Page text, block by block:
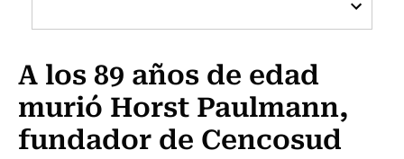
Programas Radio y TV Usach
A los 89 años de edad
murió Horst Paulmann,
fundador de Cencosud